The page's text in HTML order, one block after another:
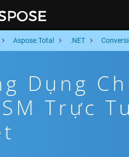
Aspose.Total .NET
Dụng
Trực